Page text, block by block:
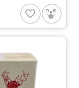
favorite_border